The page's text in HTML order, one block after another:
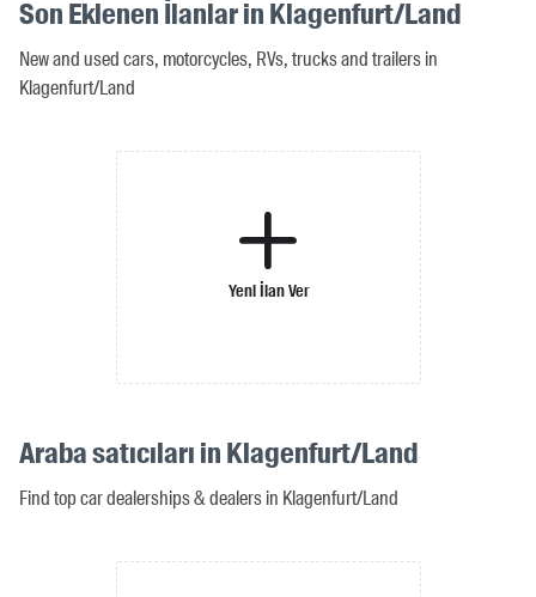
Son Eklenen İlanlar in Klagenfurt/Land
New and used cars, motorcycles, RVs, trucks and trailers in
Klagenfurt/Land
Yeni İlan Ver
Araba satıcıları in Klagenfurt/Land
Find top car dealerships & dealers in Klagenfurt/Land